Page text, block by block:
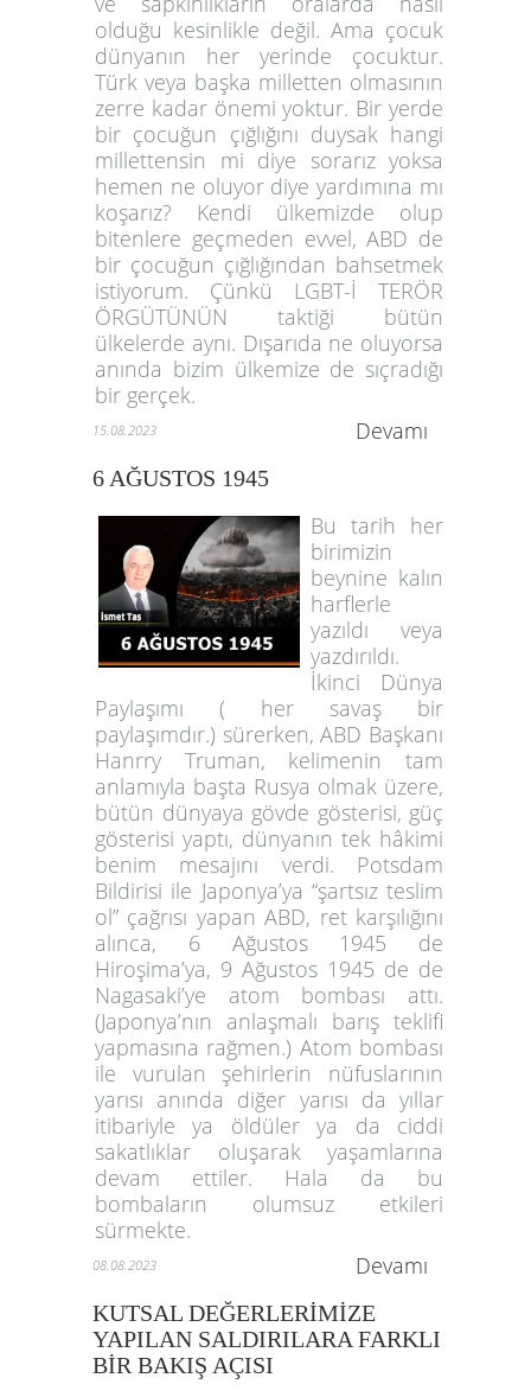
olduğu kesinlikle değil. Ama çocuk
dünyanın her yerinde çocuktur.
Türk veya başka milletten olmasının
zerre kadar önemi yoktur. Bir yerde
bir çocuğun çığlığını duysak hangi
millettensin mi diye sorarız yoksa
hemen ne oluyor diye yardımına mı
koşarız? Kendi ülkemizde olup
bitenlere geçmeden evvel, ABD de
bir çocuğun çığlığından bahsetmek
istiyorum. Çünkü LGBT-İ TERÖR
ÖRGÜTÜNÜN taktiği bütün
ülkelerde aynı. Dışarıda ne oluyorsa
anında bizim ülkemize de sıçradığı
bir gerçek.
15.08.2023 Devamı
6 AĞUSTOS 1945
Bu tarih her
birimizin
beynine kalın
harflerle
yazıldı veya
yazdırıldı.
İkinci Dünya
Paylaşımı ( her savaş bir
paylaşımdır.) sürerken, ABD Başkanı
Hanrry Truman, kelimenin tam
anlamıyla başta Rusya olmak üzere,
bütün dünyaya gövde gösterisi, güç
gösterisi yaptı, dünyanın tek hâkimi
benim mesajını verdi. Potsdam
Bildirisi ile Japonya’ya “şartsız teslim
ol” çağrısı yapan ABD, ret karşılığını
alınca, 6 Ağustos 1945 de
Hiroşima’ya, 9 Ağustos 1945 de de
Nagasaki’ye atom bombası attı.
(Japonya’nın anlaşmalı barış teklifi
yapmasına rağmen.) Atom bombası
ile vurulan şehirlerin nüfuslarının
yarısı anında diğer yarısı da yıllar
itibariyle ya öldüler ya da ciddi
sakatlıklar oluşarak yaşamlarına
devam ettiler. Hala da bu
bombaların olumsuz etkileri
sürmekte.
08.08.2023 Devamı
KUTSAL DEĞERLERİMİZE
YAPILAN SALDIRILARA FARKLI
BİR BAKIŞ AÇISI